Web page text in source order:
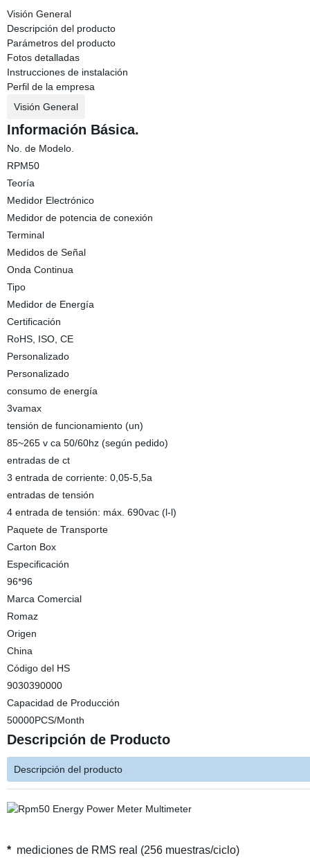
Visión General
Descripción del producto
Parámetros del producto
Fotos detalladas
Instrucciones de instalación
Perfil de la empresa
Visión General
Información Básica.
No. de Modelo.
RPM50
Teoría
Medidor Electrónico
Medidor de potencia de conexión
Terminal
Medidos de Señal
Onda Continua
Tipo
Medidor de Energía
Certificación
RoHS, ISO, CE
Personalizado
Personalizado
consumo de energía
3vamax
tensión de funcionamiento (un)
85~265 v ca 50/60hz (según pedido)
entradas de ct
3 entrada de corriente: 0,05-5,5a
entradas de tensión
4 entrada de tensión: máx. 690vac (l-l)
Paquete de Transporte
Carton Box
Especificación
96*96
Marca Comercial
Romaz
Origen
China
Código del HS
9030390000
Capacidad de Producción
50000PCS/Month
Descripción de Producto
Descripción del producto
* mediciones de RMS real (256 muestras/ciclo)